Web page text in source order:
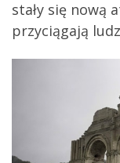
stały się nową
przyciągają